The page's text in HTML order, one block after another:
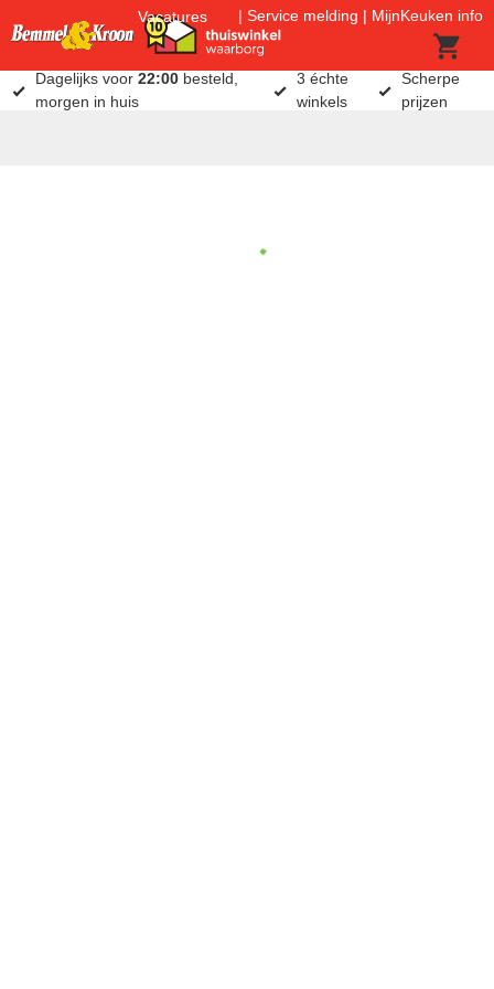
Vacatures Service melding MijnKeuken info
Dagelijks voor22:00 besteld,
morgen in huis
3 échte
winkels
Scherpe
prijzen